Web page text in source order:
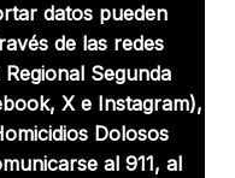
datos pueden
de las redes
Segunda
X e Instagram),
Dolosos
al 911, al